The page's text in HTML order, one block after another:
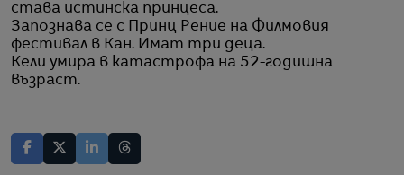
става истинска принцеса.
Запознава се с Принц Рение на Филмовия
фестивал в Кан. Имат три деца.
Кели умира в катастрофа на 52-годишна
възраст.